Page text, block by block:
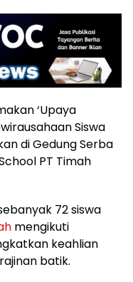
‘Upaya
Siswa
di Gedung Serba
PT Timah
72 siswa
mengikuti
keahlian
batik.